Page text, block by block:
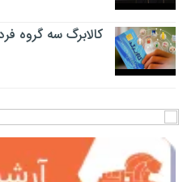
کالابرگ سه گروه